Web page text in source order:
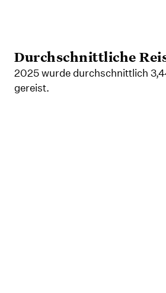
Durchschnittliche
2025 wurde durchschnittlich
gereist.